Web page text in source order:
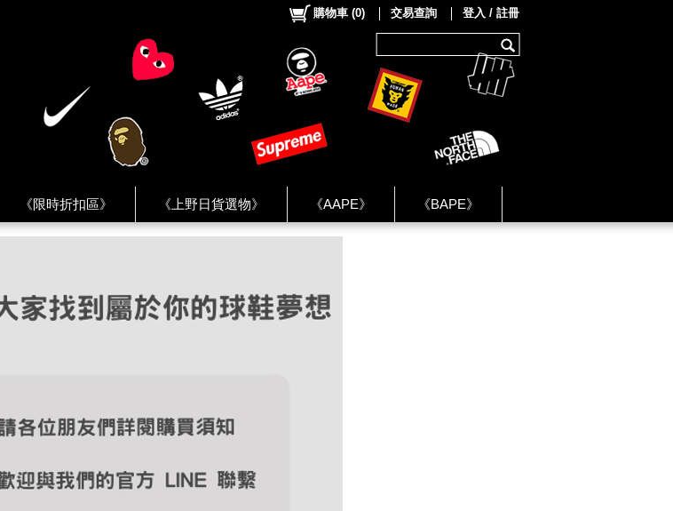
《限時折扣區》 《上野日貨選物》 《AAPE》 《BAPE》
《HUMAN MADE》 《Levi’s》 《NIKE》
購物車 (0) 交易查詢 登入 / 註冊